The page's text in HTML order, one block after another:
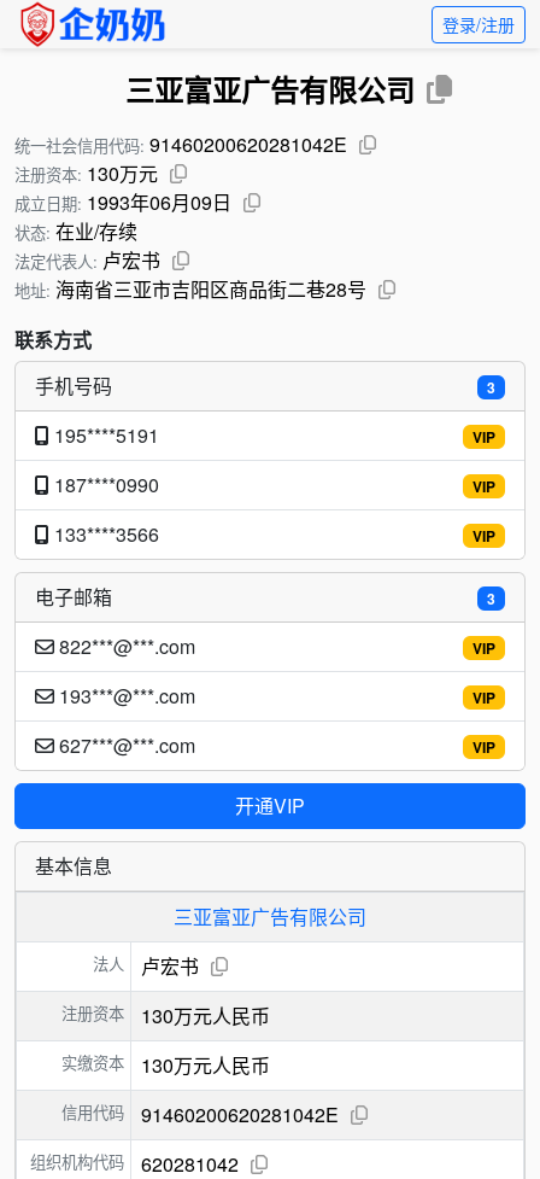
登录/注册
三亚富亚广告有限公司
统一社会信用代码: 91460200620281042E
注册资本: 130万元
成立日期: 1993年06月09日
状态: 在业/存续
法定代表人: 卢宏书
地址: 海南省三亚市吉阳区商品街二巷28号
联系方式
3
手机号码
VIP
195****5191
VIP
187****0990
VIP
133****3566
3
电子邮箱
VIP
822***@***.com
VIP
193***@***.com
VIP
627***@***.com
开通VIP
基本信息
三亚富亚广告有限公司
法人 卢宏书
注册资本 130万元人民币
实缴资本 130万元人民币
信用代码 91460200620281042E
组织机构代码 620281042